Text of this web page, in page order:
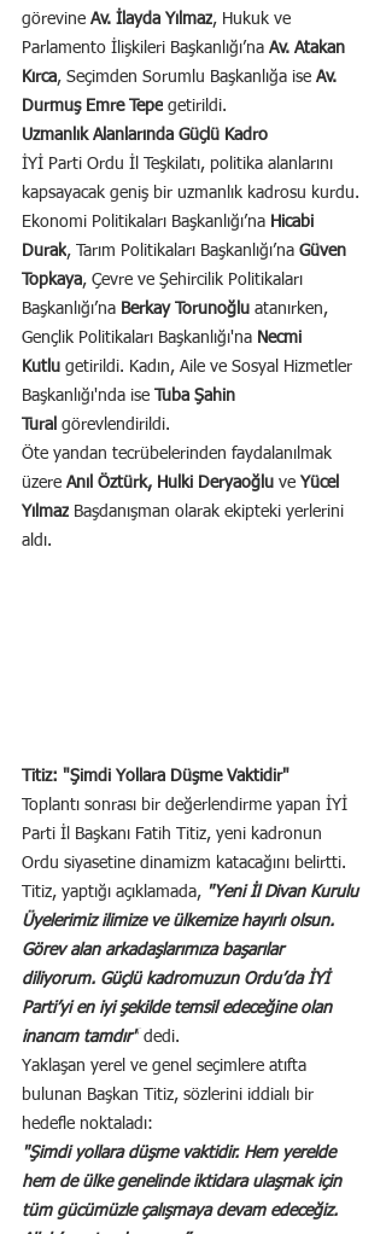
görevine Av. İlayda Yılmaz, Hukuk ve
Parlamento İlişkileri Başkanlığı’na Av. Atakan
Kırca, Seçimden Sorumlu Başkanlığa ise Av.
Durmuş Emre Tepe getirildi.
Uzmanlık Alanlarında Güçlü Kadro
İYİ Parti Ordu İl Teşkilatı, politika alanlarını
kapsayacak geniş bir uzmanlık kadrosu kurdu.
Ekonomi Politikaları Başkanlığı’na Hicabi
Durak, Tarım Politikaları Başkanlığı’na Güven
Topkaya, Çevre ve Şehircilik Politikaları
Başkanlığı’na Berkay Torunoğlu atanırken,
Gençlik Politikaları Başkanlığı'na Necmi
Kutlu getirildi. Kadın, Aile ve Sosyal Hizmetler
Başkanlığı'nda ise Tuba Şahin
Tural görevlendirildi.
Öte yandan tecrübelerinden faydalanılmak
üzere Anıl Öztürk, Hulki Deryaoğlu ve Yücel
Yılmaz Başdanışman olarak ekipteki yerlerini
aldı.
Titiz: "Şimdi Yollara Düşme Vaktidir"
Toplantı sonrası bir değerlendirme yapan İYİ
Parti İl Başkanı Fatih Titiz, yeni kadronun
Ordu siyasetine dinamizm katacağını belirtti.
Titiz, yaptığı açıklamada, "Yeni İl Divan Kurulu
Üyelerimiz ilimize ve ülkemize hayırlı olsun.
Görev alan arkadaşlarımıza başarılar
diliyorum. Güçlü kadromuzun Ordu’da İYİ
Parti’yi en iyi şekilde temsil edeceğine olan
inancım tamdır" dedi.
Yaklaşan yerel ve genel seçimlere atıfta
bulunan Başkan Titiz, sözlerini iddialı bir
hedefle noktaladı:
"Şimdi yollara düşme vaktidir. Hem yerelde
hem de ülke genelinde iktidara ulaşmak için
tüm gücümüzle çalışmaya devam edeceğiz.